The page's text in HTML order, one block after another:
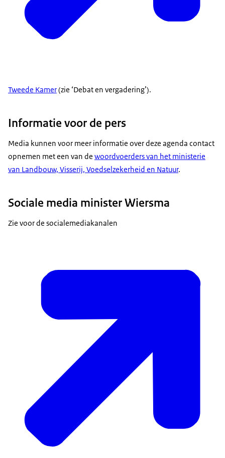
Tweede Kamer(zie ‘Debat en vergadering’).
Informatie voor de pers
Media kunnen voor meer informatie over deze agenda contact
opnemen met een van de woordvoerders van het ministerie
van Landbouw, Visserij, Voedselzekerheid en Natuur.
Sociale media minister Wiersma
Zie voor de socialemediakanalen